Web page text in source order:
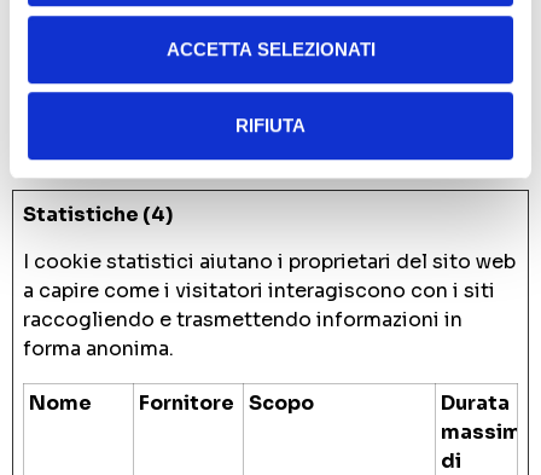
ACCETTA SELEZIONATI
RIFIUTA
blog/immagini,
dei temi cromatici
impostazioni del
sito.
Statistiche (4)
I cookie statistici aiutano i proprietari del sito web
a capire come i visitatori interagiscono con i siti
raccogliendo e trasmettendo informazioni in
forma anonima.
Nome Fornitore Scopo
Durata
massima
di